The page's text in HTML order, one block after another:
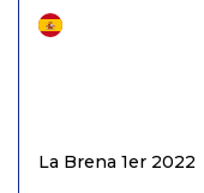
La Brena 1er 2022